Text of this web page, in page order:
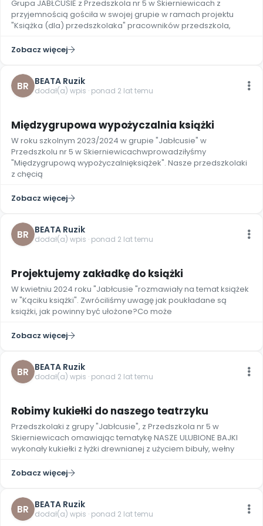
Pomoc
Promocje
Grupa JABŁCUSIE z Przedszkola nr 5 w Skierniewicach z
przyjemnością gościła w swojej grupie w ramach projektu
"Książka (dla) przedszkolaka" pracowników przedszkola,
Zobacz więcej
BR BEATA Ruzik
dodał(a) wpis · ponad 2 lat temu
Międzygrupowa wypożyczalnia książki
W roku szkolnym 2023/2024 w grupie "Jabłcusie" w
Przedszkolu nr 5 w Skierniewicachwprowadziłyśmy
"Międzygrupową wypożyczalnięksiążek". Nasze przedszkolaki
z chęcią
Zobacz więcej
BR BEATA Ruzik
dodał(a) wpis · ponad 2 lat temu
Projektujemy zakładkę do książki
W kwietniu 2024 roku "Jabłcusie "rozmawiały na temat książek
w "Kąciku książki". Zwróciliśmy uwagę jak poukładane są
książki, jak powinny być ułożone?Co może
Zobacz więcej
BR BEATA Ruzik
dodał(a) wpis · ponad 2 lat temu
Robimy kukiełki do naszego teatrzyku
Przedszkolaki z grupy "Jabłcusie", z Przedszkola nr 5 w
Skierniewicach omawiając tematykę NASZE ULUBIONE BAJKI
wykonały kukiełki z łyżki drewnianej z użyciem bibuły, wełny
Zobacz więcej
BR BEATA Ruzik
dodał(a) wpis · ponad 2 lat temu